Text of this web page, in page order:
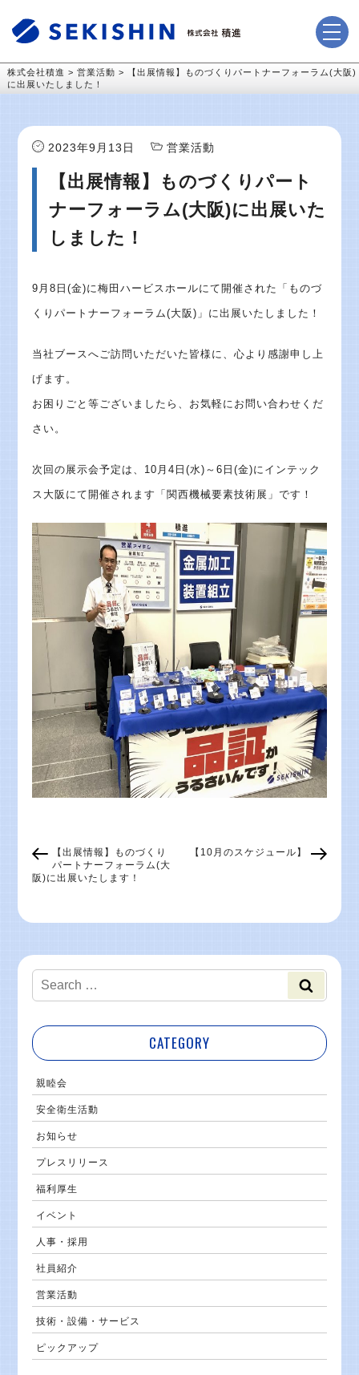
株式会社積進 > 営業活動 >
【出展情報】ものづくりパートナーフォーラム(大阪)
に出展いたしました！
2023年9月13日 営業活動
【出展情報】ものづくりパート
ナーフォーラム(大阪)に出展いた
しました！
9月8日(金)に梅田ハービスホールにて開催された「ものづ
くりパートナーフォーラム(大阪)」に出展いたしました！
当社ブースへご訪問いただいた皆様に、心より感謝申し上
げます。
お困りごと等ございましたら、お気軽にお問い合わせくだ
さい。
次回の展示会予定は、10月4日(水)～6日(金)にインテック
ス大阪にて開催されます「関西機械要素技術展」です！
【出展情報】ものづくり
パートナーフォーラム(大
阪)に出展いたします！
【10月のスケジュール】
CATEGORY
親睦会
安全衛生活動
お知らせ
プレスリリース
福利厚生
イベント
人事・採用
社員紹介
営業活動
技術・設備・サービス
ピックアップ